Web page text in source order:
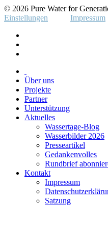
© 2026 Pure Water for
Einstellungen
Impressum
Über uns
Projekte
Partner
Unterstützung
Aktuelles
Wassertage-Blog
Wasserbilder 2026
Presseartikel
Gedankenvolles
Rundbrief
Kontakt
Impressum
Satzung